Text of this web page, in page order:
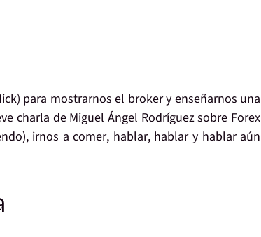
para mostrarnos el brokery enseñarnos una
charla de Miguel Ángel Rodríguezsobre Forex
), irnos acomer, hablar, hablar y hablar aún